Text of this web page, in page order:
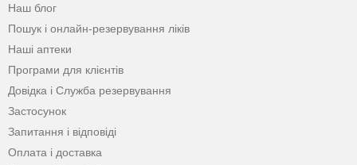
Наш блог
Пошук і онлайн-резервування ліків
Наші аптеки
Програми для клієнтів
Довідка і Служба резервування
Застосунок
Запитання і відповіді
Оплата і доставка